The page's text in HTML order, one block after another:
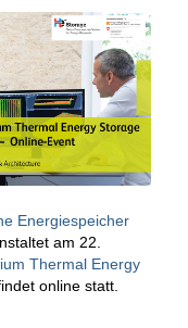
Energiespeicher
am 22.
Thermal Energy
online statt.